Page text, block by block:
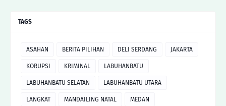
TAGS
ASAHAN BERITA PILIHAN DELI SERDANG JAKARTA
KORUPSI KRIMINAL LABUHANBATU
LABUHANBATU SELATAN LABUHANBATU UTARA
LANGKAT MANDAILING NATAL MEDAN